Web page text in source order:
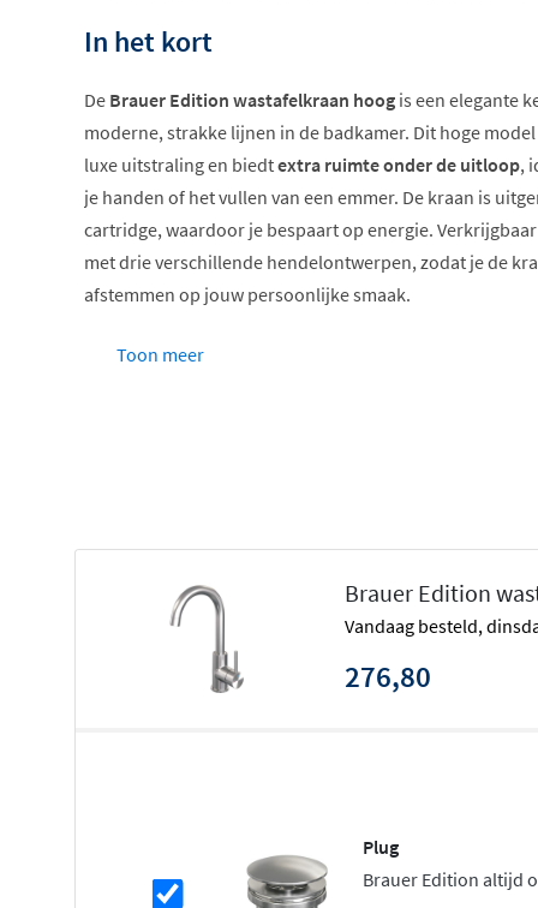
In het kort
De Brauer Edition wastafelkraan hoog is een elegante
moderne, strakke lijnen in de badkamer. Dit hoge
luxe uitstraling en biedtextra ruimte onder de uitloop,
je handen of het vullen van een emmer. De kraan is
cartridge, waardoor je bespaart op energie.
met drie verschillende hendelontwerpen, zodat je de
afstemmen op jouw persoonlijke smaak.
Hoog model voor extra ruimte
Brauer ColdStart functie
zorgt ervoor dat de kraan
wanneer de hendel in de middelste stand staat. Alleen
links draait, wordt warm water bijgemengd. Dit
ketel en bespaart energie. Een slimme keuze voor
Bij deze wastafelkraan kun je kiezen uit
Hendel 1 heeft een klassieke, ronde vorm, hendel 3 is
hendel 5 biedt een eigentijdse, hoekige uitstraling. Elke
Toon meer
Brauer Edition
vandaag besteld,
276,80
Plug
Brauer Edition altijd